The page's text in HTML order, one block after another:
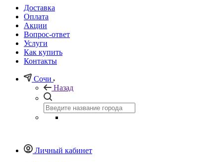
Доставка
Оплата
Акции
Вопрос-ответ
Услуги
Как купить
Контакты
Сочи
Назад
Личный кабинет